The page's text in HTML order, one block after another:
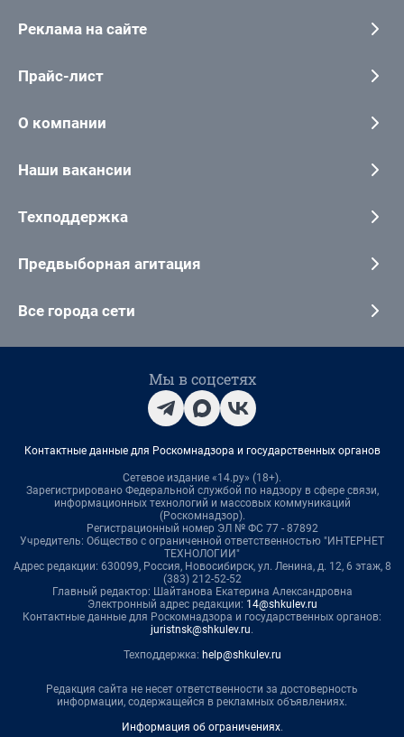
Реклама на сайте
Прайс-лист
О компании
Наши вакансии
Техподдержка
Предвыборная агитация
Все города сети
Мы в соцсетях
Контактные данные для Роскомнадзора и государственных органов
Сетевое издание «14.ру» (18+).
Зарегистрировано Федеральной службой по надзору в сфере связи,
информационных технологий и массовых коммуникаций
(Роскомнадзор).
Регистрационный номер ЭЛ № ФС 77 - 87892
Учредитель: Общество с ограниченной ответственностью "ИНТЕРНЕТ
ТЕХНОЛОГИИ"
Адрес редакции: 630099, Россия, Новосибирск, ул. Ленина, д. 12, 6 этаж, 8
(383) 212-52-52
Главный редактор: Шайтанова Екатерина Александровна
Электронный адрес редакции: 14@shkulev.ru
Контактные данные для Роскомнадзора и государственных органов:
juristnsk@shkulev.ru.
Техподдержка: help@shkulev.ru
Редакция сайта не несет ответственности за достоверность
информации, содержащейся в рекламных объявлениях.
Информация об ограничениях.